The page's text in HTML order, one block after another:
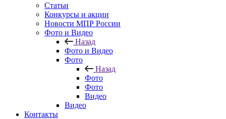
Статьи
Конкурсы и акции
Новости МПР России
Фото и Видео
Назад
Фото и Видео
Фото
Назад
Фото
Фото
Видео
Видео
Контакты